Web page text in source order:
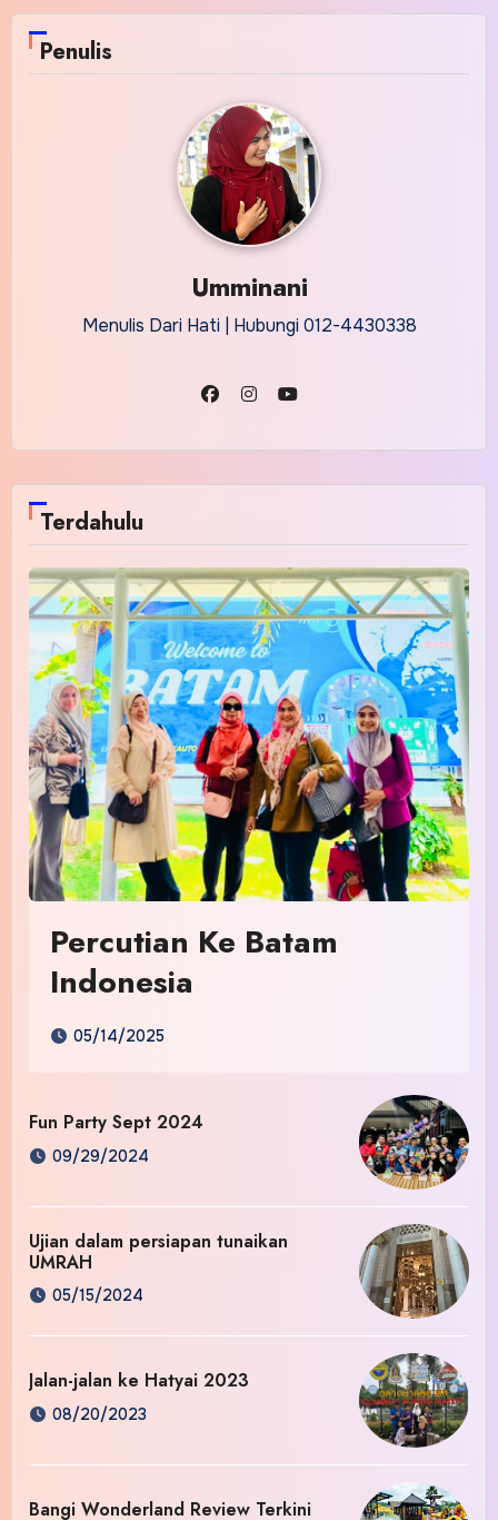
Penulis
Umminani
Menulis Dari Hati | Hubungi 012-4430338
Terdahulu
Percutian Ke Batam
Indonesia
05/14/2025
Fun Party Sept 2024
09/29/2024
Ujian dalam persiapan tunaikan
UMRAH
05/15/2024
Jalan-jalan ke Hatyai 2023
08/20/2023
Bangi Wonderland Review Terkini